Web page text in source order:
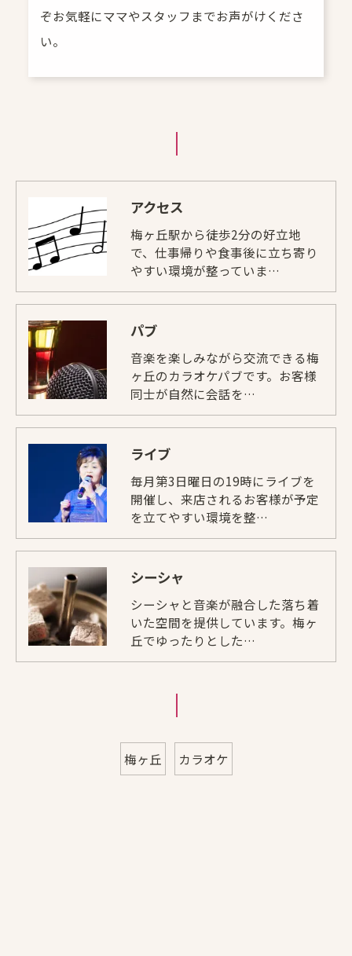
ぞお気軽にママやスタッフまでお声がけくださ
い。
アクセス
梅ヶ丘駅から徒歩2分の好立地
で、仕事帰りや食事後に立ち寄り
やすい環境が整っていま…
パブ
音楽を楽しみながら交流できる梅
ヶ丘のカラオケパブです。お客様
同士が自然に会話を…
ライブ
毎月第3日曜日の19時にライブを
開催し、来店されるお客様が予定
を立てやすい環境を整…
シーシャ
シーシャと音楽が融合した落ち着
いた空間を提供しています。梅ヶ
丘でゆったりとした…
梅ヶ丘 カラオケ